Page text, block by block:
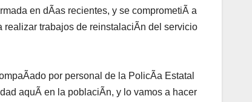
en dÃas recientes, y se comprometiÃ a
trabajos de reinstalaciÃn del servicio
por personal de la PolicÃa Estatal
aquÃ en la poblaciÃn, y lo vamos a hacer